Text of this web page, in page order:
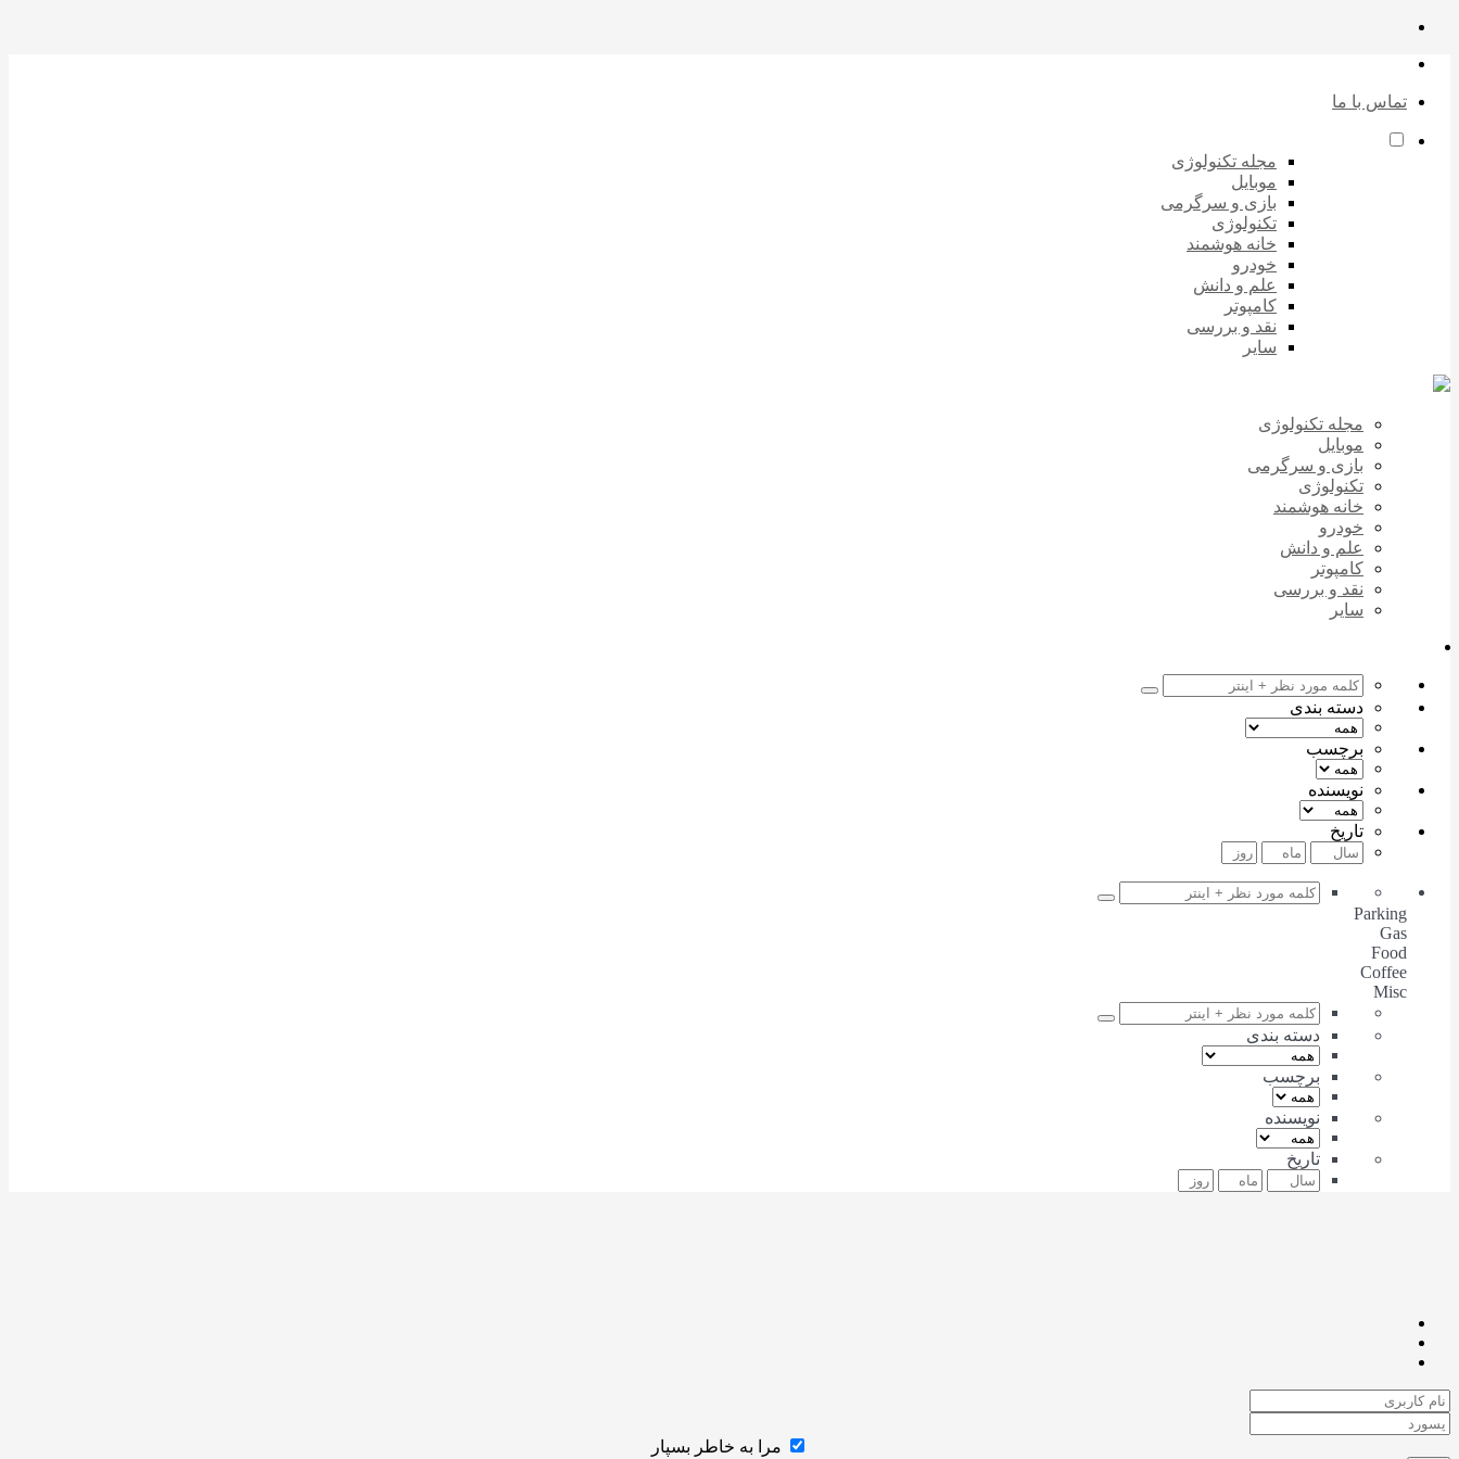
تماس با ما
مجله تکنولوژی
موبایل
بازی و سرگرمی
تکنولوژی
خانه هوشمند
خودرو
علم و دانش
کامپوتر
نقد و بررسی
سایر
مجله تکنولوژی
موبایل
بازی و سرگرمی
تکنولوژی
خانه هوشمند
خودرو
علم و دانش
کامپوتر
نقد و بررسی
سایر
دسته بندی
برچسب
نویسنده
تاریخ
Parking
Gas
Food
Coffee
Misc
دسته بندی
برچسب
نویسنده
تاریخ
مرا به خاطر بسپار